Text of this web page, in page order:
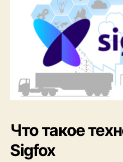
Что такое
Sigfox